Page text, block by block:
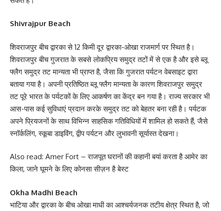
Shivrajpur Beach
शिवराजपुर बीच द्वारका से 12 किमी दूर द्वारका-ओखा राजमार्ग पर स्थित है।
शिवराजपुर बीच गुजरात के सबसे लोकप्रिय समुद्र तटों में से एक है और इसे ब्लू
फ्लैग समुद्र तट मान्यता भी प्राप्त है, जैसा कि गुजरात पर्यटन वेबसाइट द्वारा
बताया गया है। अपनी प्रतिष्ठित ब्लू फ्लैग मान्यता के कारण शिवराजपुर समुद्र
तट पूरे भारत के पर्यटकों के लिए आकर्षण का केंद्र बन गया है। राज्य सरकार भी
आस-पास कई सुविधाएं प्रदान करके समुद्र तट को बेहतर बना रही है। पर्यटक
अपने प्रियजनों के साथ विभिन्न साहसिक गतिविधियों में शामिल हो सकते हैं, जैसे
स्नॉर्कलिंग, स्कूबा डाइविंग, द्वीप पर्यटन और लुभावनी सूर्यास्त देखना।
Also read: Amer Fort – राजपूत घरानों की कहानी बयां करता है आमेर का
किला, जाने घूमने के लिए कोनसा सीज़न है बेस्ट
Okha Madhi Beach
भाटिया और द्वारका के बीच ओखा माधी का आश्चर्यजनक तटीय क्षेत्र स्थित है, जो